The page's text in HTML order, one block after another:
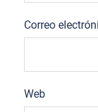
Correo
Web